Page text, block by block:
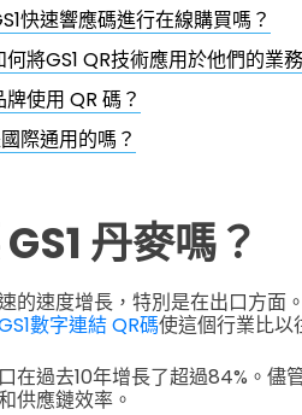
快速響應碼進行在線購買嗎？
將GS1 QR技術應用於他們的業
使用 QR 碼？
際通用的嗎？
丹麥嗎？
的速度增長，特別是在出口方面
數字連結 QR碼使這個行業比以
在過去10年增長了超過84%。儘
供應鏈效率。